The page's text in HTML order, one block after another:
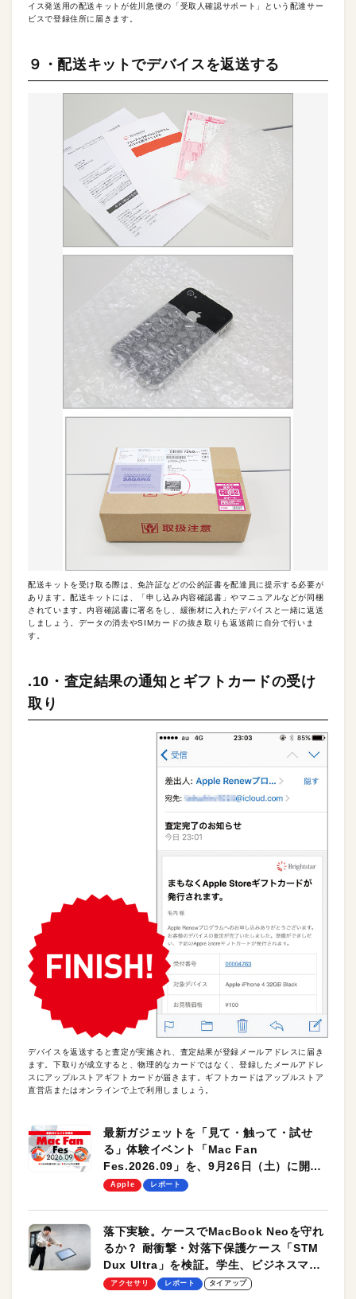
イス発送用の配送キットが佐川急便の「受取人確認サポート」という配達サー
ビスで登録住所に届きます。
９・配送キットでデバイスを返送する
配送キットを受け取る際は、免許証などの公的証書を配達員に提示する必要が
あります。配送キットには、「申し込み内容確認書」やマニュアルなどが同梱
されています。内容確認書に署名をし、緩衝材に入れたデバイスと一緒に返送
しましょう。データの消去やSIMカードの抜き取りも返送前に自分で行いま
す。
.10・査定結果の通知とギフトカードの受け
取り
デバイスを返送すると査定が実施され、査定結果が登録メールアドレスに届き
ます。下取りが成立すると、物理的なカードではなく、登録したメールアドレ
スにアップルストアギフトカードが届きます。ギフトカードはアップルストア
直営店またはオンラインで上で利用しましょう。
最新ガジェットを「見て・触って・試せ
る」体験イベント「Mac Fan
Fes.2026.09」を、9月26日（土）に開催
します！
Apple レポート
落下実験。ケースでMacBook Neoを守れ
るか？ 耐衝撃・対落下保護ケース「STM
Dux Ultra」を検証。学生、ビジネスマン
のモバイルユースに最適！
アクセサリ レポート タイアップ